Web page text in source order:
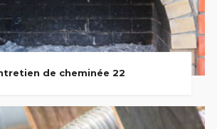
de cheminée 22